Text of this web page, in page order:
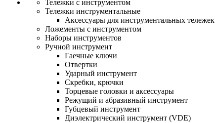
Тележки с инструментом
Тележки инструментальные
Аксессуары для инструментальных тележек
Ложементы с инструментом
Наборы инструментов
Ручной инструмент
Гаечные ключи
Отвертки
Ударный инструмент
Скребки, крючки
Торцевые головки и аксессуары
Режущий и абразивный инструмент
Губцевый инструмент
Диэлектрический инструмент (VDE)